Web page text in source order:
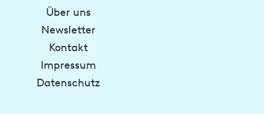
Über uns
Newsletter
Kontakt
Impressum
Datenschutz